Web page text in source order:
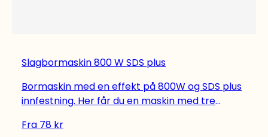
Slagbormaskin 800 W SDS plus
Bormaskin med en effekt på 800W og SDS plus
innfestning. Her får du en maskin med tre
Sikkerhetsclutch sikrer bruker ved fastkiling av
Fra 78 kr